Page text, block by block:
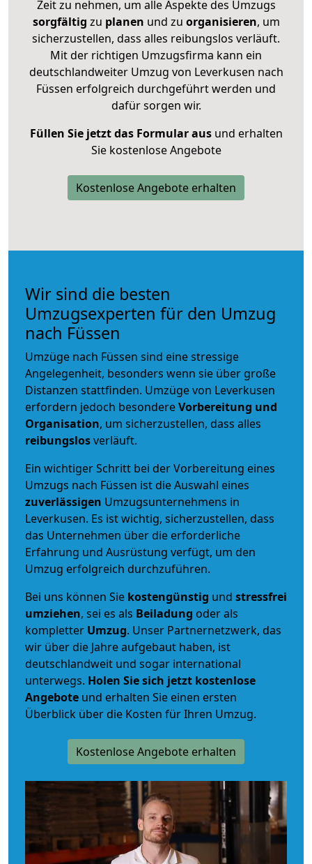
Zeit zu nehmen, um alle Aspekte des Umzugs
sorgfältig zu planen und zu organisieren, um
sicherzustellen, dass alles reibungslos verläuft.
Mit der richtigen Umzugsfirma kann ein
deutschlandweiter Umzug von Leverkusen nach
Füssen erfolgreich durchgeführt werden und
dafür sorgen wir.
Füllen Sie jetzt das Formular ausund erhalten
Sie kostenlose Angebote
Kostenlose Angebote erhalten
Wir sind die besten
Umzugsexperten für den Umzug
nach Füssen
Umzüge nach Füssen sind eine stressige
Angelegenheit, besonders wenn sie über große
Distanzen stattfinden. Umzüge von Leverkusen
erfordern jedoch besondereVorbereitung und
Organisation, um sicherzustellen, dass alles
reibungslosverläuft.
Ein wichtiger Schritt bei der Vorbereitung eines
Umzugs nach Füssen ist die Auswahl eines
zuverlässigen Umzugsunternehmens in
Leverkusen. Es ist wichtig, sicherzustellen, dass
das Unternehmen über die erforderliche
Erfahrung und Ausrüstung verfügt, um den
Umzug erfolgreich durchzuführen.
Bei uns können Sie kostengünstig und stressfrei
umziehen, sei es als Beiladung oder als
kompletter Umzug. Unser Partnernetzwerk, das
wir über die Jahre aufgebaut haben, ist
deutschlandweit und sogar international
unterwegs. Holen Sie sich jetzt kostenlose
Angebote und erhalten Sie einen ersten
Überblick über die Kosten für Ihren Umzug.
Kostenlose Angebote erhalten